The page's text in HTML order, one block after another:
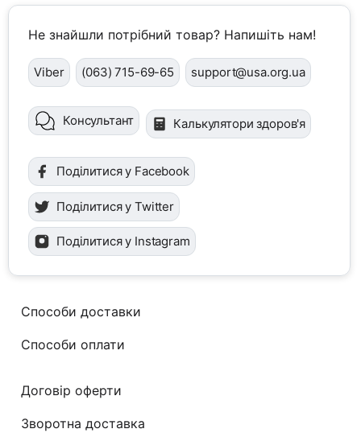
Не знайшли потрібний товар? Напишіть нам!
Viber (063) 715-69-65 support@usa.org.ua
Консультант Калькулятори здоров'я
Поділитися у Facebook
Поділитися у Twitter
Поділитися у Instagram
Способи доставки
Способи оплати
Договір оферти
Зворотна доставка